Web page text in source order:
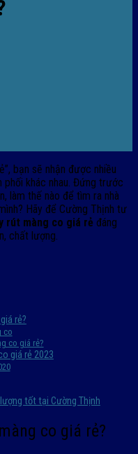
bạn sẽ nhận được nhiều
phối khác nhau. Đứng trước
làm thế nào để tìm ra nhà
Hãy để Cường Thịnh tư
rút màng co giá rẻ đáng
chất lượng.
rẻ?
co
co giá rẻ?
giá rẻ 2023
tốt tại Cường Thịnh
co giá rẻ?